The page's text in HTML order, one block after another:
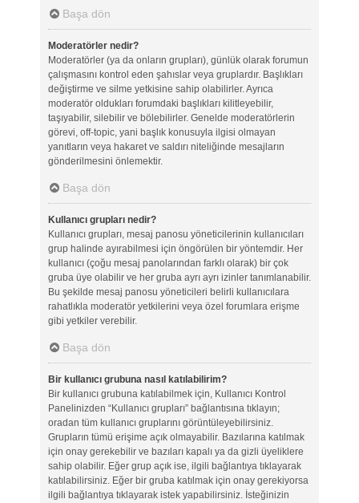
Başa dön
Moderatörler nedir?
Moderatörler (ya da onların grupları), günlük olarak forumun
çalışmasını kontrol eden şahıslar veya gruplardır. Başlıkları
değiştirme ve silme yetkisine sahip olabilirler. Ayrıca
moderatör oldukları forumdaki başlıkları kilitleyebilir,
taşıyabilir, silebilir ve bölebilirler. Genelde moderatörlerin
görevi, off-topic, yani başlık konusuyla ilgisi olmayan
yanıtların veya hakaret ve saldırı niteliğinde mesajların
gönderilmesini önlemektir.
Başa dön
Kullanıcı grupları nedir?
Kullanıcı grupları, mesaj panosu yöneticilerinin kullanıcıları
grup halinde ayırabilmesi için öngörülen bir yöntemdir. Her
kullanıcı (çoğu mesaj panolarından farklı olarak) bir çok
gruba üye olabilir ve her gruba ayrı ayrı izinler tanımlanabilir.
Bu şekilde mesaj panosu yöneticileri belirli kullanıcılara
rahatlıkla moderatör yetkilerini veya özel forumlara erişme
gibi yetkiler verebilir.
Başa dön
Bir kullanıcı grubuna nasıl katılabilirim?
Bir kullanıcı grubuna katılabilmek için, Kullanıcı Kontrol
Panelinizden “Kullanıcı grupları” bağlantısına tıklayın;
oradan tüm kullanıcı gruplarını görüntüleyebilirsiniz.
Grupların tümü erişime açık olmayabilir. Bazılarına katılmak
için onay gerekebilir ve bazıları kapalı ya da gizli üyeliklere
sahip olabilir. Eğer grup açık ise, ilgili bağlantıya tıklayarak
katılabilirsiniz. Eğer bir gruba katılmak için onay gerekiyorsa
ilgili bağlantıya tıklayarak istek yapabilirsiniz. İsteğinizin